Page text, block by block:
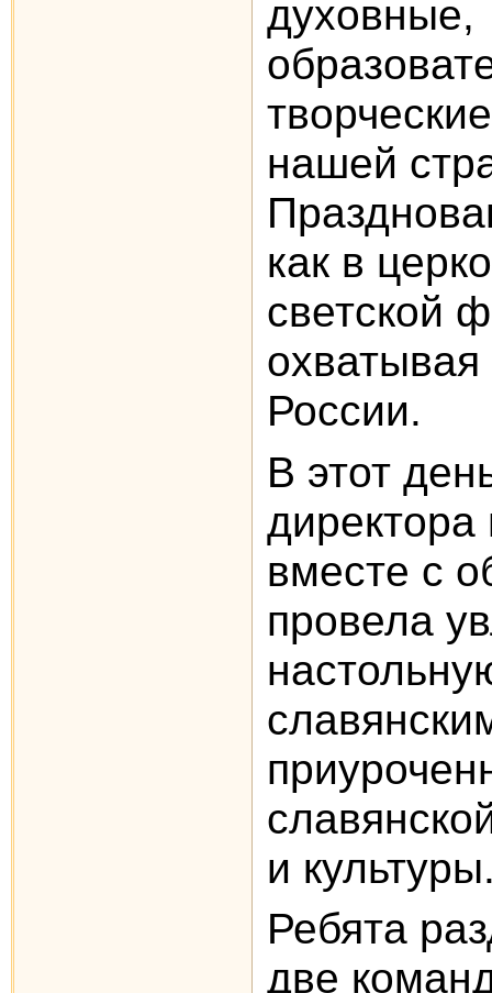
духовные,
нашей
как в
светской
России.
В этот
вместе с
провела
и
Ребята
две